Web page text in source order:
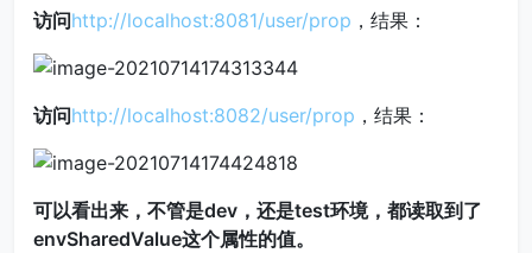
访问http://localhost:8081/user/prop ，结果：
访问http://localhost:8082/user/prop ，结果：
可以看出来，不管是dev，还是test环境，都读取到了
envSharedValue这个属性的值。